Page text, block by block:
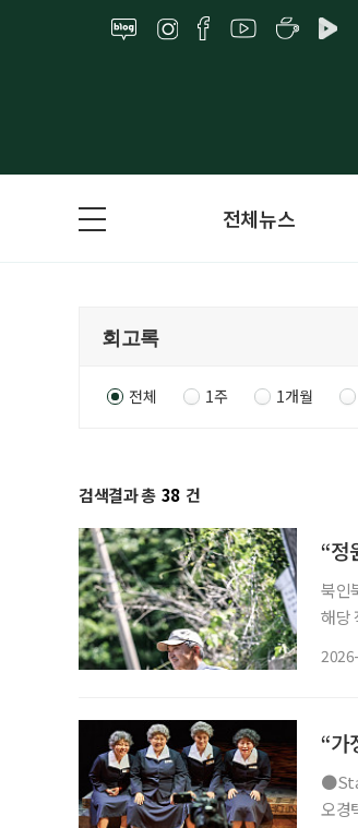
전체뉴스
전체 1주 1개월
검색결과 총 38 건
“정
북인
해당 작가
“가
●Stage ◇오지게 재밌는 가시나들 일정 5월
오경